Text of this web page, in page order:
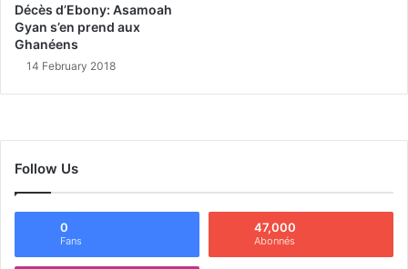
Décès d’Ebony: Asamoah
Gyan s’en prend aux
Ghanéens
14 February 2018
Follow Us
0
Fans
47,000
Abonnés